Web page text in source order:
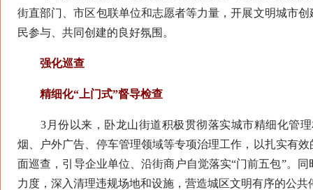
街直部门、市区包联单位和志愿者等力量，开展文明城市
民参与、共同创建的良好氛围。
强化巡查
精细化“上门式”督导检查
3月份以来，卧龙山街道积极贯彻落实城市精细化管理
烟、户外广告、停车管理领域等专项治理工作，以扎实有
面巡查，引导企业单位、沿街商户自觉落实“门前五包”。
力度，深入清理违规场地和设施，营造城区文明有序的公共